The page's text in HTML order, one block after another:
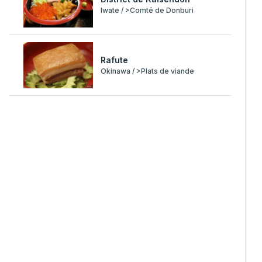
Iwate / >Comté de Donburi
Rafute
Okinawa / >Plats de viande